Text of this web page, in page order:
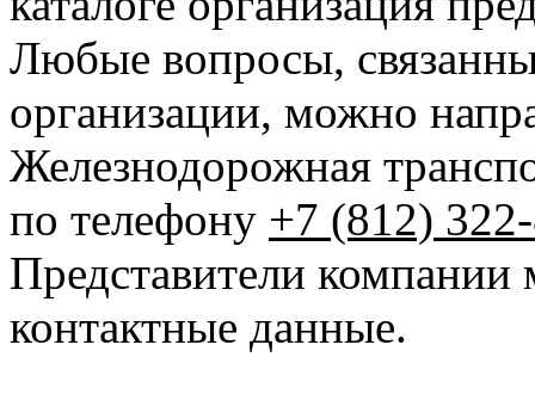
Любые вопросы,
организации, можно
Железнодорожная
по телефону +7 (812)
Представители
контактные данные.